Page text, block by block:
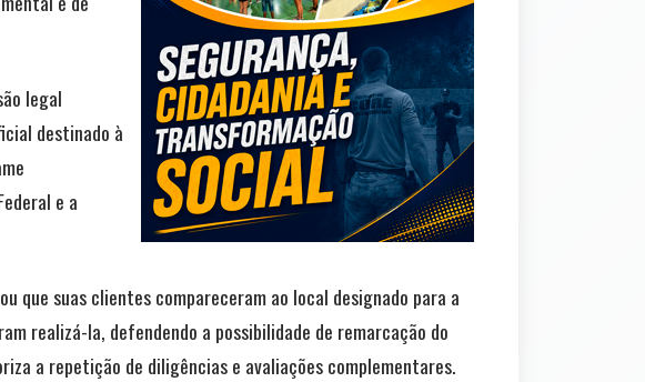
legal
destinado à
e a
que suas clientes compareceram ao local designado para a
realizá-la, defendendo a possibilidade de remarcação do
a repetição de diligências e avaliações complementares.